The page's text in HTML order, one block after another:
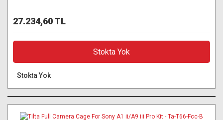
27.234,60 TL
Stokta Yok
Stokta Yok